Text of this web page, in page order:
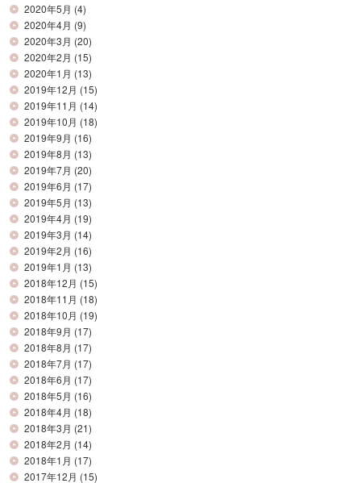
2020年5月 (4)
2020年4月 (9)
2020年3月 (20)
2020年2月 (15)
2020年1月 (13)
2019年12月 (15)
2019年11月 (14)
2019年10月 (18)
2019年9月 (16)
2019年8月 (13)
2019年7月 (20)
2019年6月 (17)
2019年5月 (13)
2019年4月 (19)
2019年3月 (14)
2019年2月 (16)
2019年1月 (13)
2018年12月 (15)
2018年11月 (18)
2018年10月 (19)
2018年9月 (17)
2018年8月 (17)
2018年7月 (17)
2018年6月 (17)
2018年5月 (16)
2018年4月 (18)
2018年3月 (21)
2018年2月 (14)
2018年1月 (17)
2017年12月 (15)